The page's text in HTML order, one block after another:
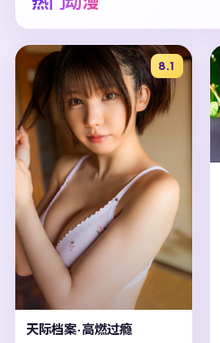
8.1
天际档案·高燃过瘾